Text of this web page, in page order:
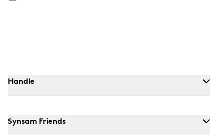
Handle
Synsam Friends